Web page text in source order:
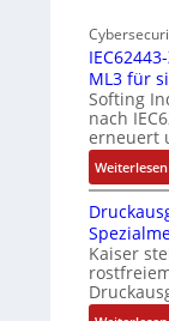
i
i
l
k
l
ML3 für
Softing
nach
erneuert
Weiterlesen:
I
Kaiser